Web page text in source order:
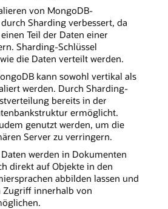
von MongoDB-
Sharding verbessert, da
Teil der Daten einer
Sharding-Schlüssel
die Daten verteilt werden.
kann sowohl vertikal als
werden. Durch Sharding-
bereits in der
ermöglicht.
genutzt werden, um die
Server zu verringern.
werden in Dokumenten
direkt auf Objekte in den
abbilden lassen und
Zugriff innerhalb von